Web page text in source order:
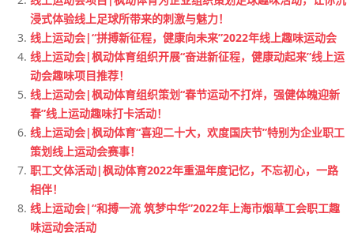
浸式体验线上足球所带来的刺激与魅力！
线上运动会|“拼搏新征程，健康向未来”2022年线上趣味运动会
线上运动会|枫动体育组织开展“奋进新征程，健康动起来”线上运
动会趣味项目推荐！
线上运动会|枫动体育组织策划“春节运动不打烊，强健体魄迎新
春”线上运动趣味打卡活动！
线上运动会|枫动体育“喜迎二十大，欢度国庆节”特别为企业职工
策划线上运动会赛事！
职工文体活动|枫动体育2022年重温年度记忆，不忘初心，一路
相伴！
线上运动会|“和搏一流 筑梦中华”2022年上海市烟草工会职工趣
味运动会活动